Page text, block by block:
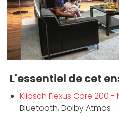
L'essentiel de cet
Klipsch Flexus Core 200 -
Bluetooth, Dolby Atmos